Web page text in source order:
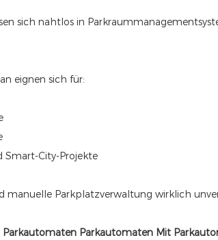
sich nahtlos in
eignen sich für:
City-Projekte
manuelle Parkplatzverwaltung wirklich
Parkautomaten Parkautomaten Mit